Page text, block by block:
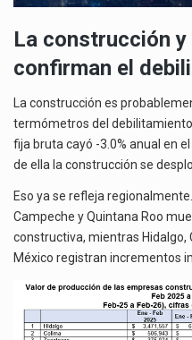
La construcción
confirman el
La construcción es
termómetros del
fija bruta cayó -3.0% anual en
de ella la construcción se
Eso ya se refleja
Campeche y Quintana Roo
constructiva, mientras Hidalgo,
México registran incrementos